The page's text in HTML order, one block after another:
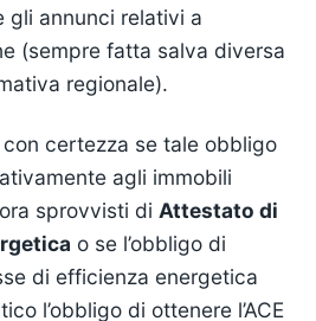
gli annunci relativi a
(sempre fatta salva diversa
regionale).
certezza se tale obbligo
agli immobili
sprovvisti di Attestato di
o se l’obbligo di
di efficienza energetica
l’obbligo di ottenere l’ACE